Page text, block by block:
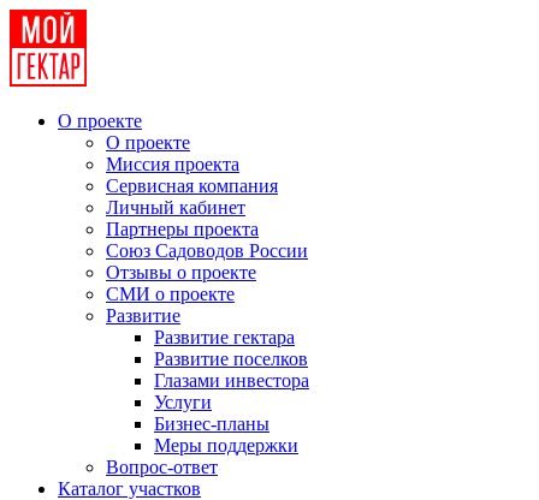
О проекте
О проекте
Миссия проекта
Сервисная компания
Личный кабинет
Партнеры проекта
Союз Садоводов России
Отзывы о проекте
СМИ о проекте
Развитие
Развитие гектара
Развитие поселков
Глазами инвестора
Услуги
Бизнес-планы
Меры поддержки
Вопрос-ответ
Каталог участков